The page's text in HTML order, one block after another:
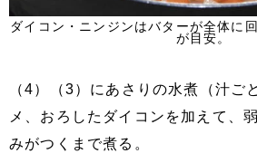
ダイコン・ニンジンはバターが全体に
が目安。
（4）（3）にあさりの水煮（汁ご
メ、おろしたダイコンを加えて、
みがつくまで煮る。